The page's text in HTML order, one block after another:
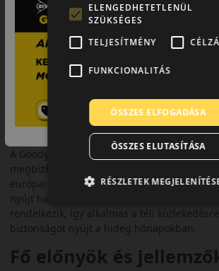
A mintázat
Goodyear UltraGrip
Performance 3
Goodyear UG Performance 3 téli
Bevált téli teljesítmény
személyautókhoz
A Goodyear UltraGrip Performance 3 egy
megbízható téli gumiabroncs
európai telek igényeire készült, és
nyújt havas, jeges és nedves úton is.
rendelkezik, így alkalmas a téli közlekedésre
biztonságot nyújt a hideg hónapokban.
Fő előnyök és
ELENGEDHETETLENÜL
SZÜKSÉGES
TELJESÍTMÉNY
FUNKCIONALITÁS
ÖSSZES ELFOGADÁSA
ÖSSZES ELUTASÍTÁSA
RÉSZLETEK